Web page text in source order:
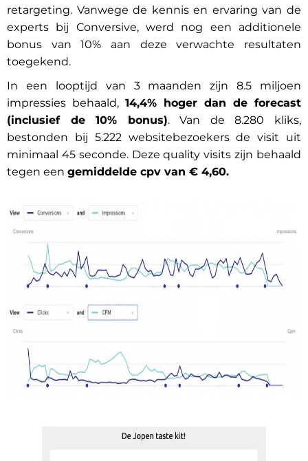
retargeting. Vanwege de kennis en ervaring van de
experts bij Conversive, werd nog een additionele
bonus van 10% aan deze verwachte resultaten
toegekend.
In een looptijd van 3 maanden zijn 8.5 miljoen
impressies behaald, 14,4% hoger dan de forecast
(inclusief de 10% bonus). Van de 8.280 kliks,
bestonden bij 5.222 websitebezoekers de visit uit
minimaal 45 seconde. Deze quality visits zijn behaald
tegen een gemiddelde cpv van € 4,60.